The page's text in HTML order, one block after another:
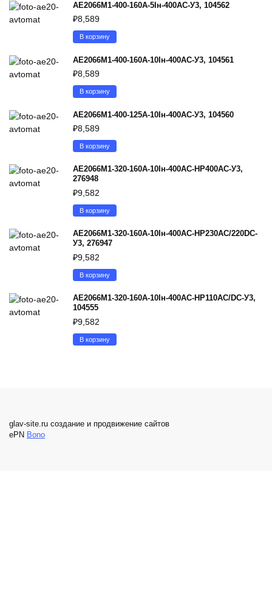
АЕ2066М1-400-160А-5Iн-400AC-У3, 104562
₽8,589
В корзину
АЕ2066М1-400-160А-10Iн-400AC-У3, 104561
₽8,589
В корзину
АЕ2066М1-400-125А-10Iн-400AC-У3, 104560
₽8,589
В корзину
АЕ2066М1-320-160А-10Iн-400AC-НР400AC-У3,
276948
₽9,582
В корзину
АЕ2066М1-320-160А-10Iн-400AC-НР230AC/220DC-
У3, 276947
₽9,582
В корзину
АЕ2066М1-320-160А-10Iн-400AC-НР110AC/DC-У3,
104555
₽9,582
В корзину
glav-site.ru создание и продвижение сайтов
ePN Bono